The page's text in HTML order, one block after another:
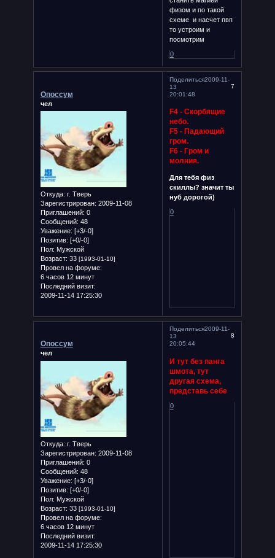
физом и по такой
схеме и насчет пвп
то устроим и
посмотрим
0
Поделиться
7
2009-11-
13
20:01:48
Опоссум
чел
Откуда: г. Тверь
Зарегистрирован: 2009-11-08
Приглашений: 0
Сообщений: 48
Уважение: [+3/-0]
Позитив: [+0/-0]
Пол: Мужской
Возраст: 33 [1993-01-10]
Провел на форуме:
6 часов 12 минут
Последний визит:
2009-11-14 17:25:30
F4 - Скорбящие
небо.
F5 - Падающий
гром.
F6 - Гром и
молния.
Для тебя физ
скиллы? значит ты
нуб дорогой)
0
Поделиться
8
2009-11-
13
20:05:44
Опоссум
чел
Откуда: г. Тверь
Зарегистрирован: 2009-11-08
Приглашений: 0
Сообщений: 48
Уважение: [+3/-0]
Позитив: [+0/-0]
Пол: Мужской
Возраст: 33 [1993-01-10]
Провел на форуме:
6 часов 12 минут
Последний визит:
2009-11-14 17:25:30
И тут без панга
шмота, тут
другая схема,
представь себе
0